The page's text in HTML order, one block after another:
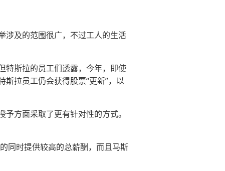
涉及的范围很广，不过工人的生活
特斯拉的员工们透露，今年，即使
拉员工仍会获得股票“更新”，以
方面采取了更有针对性的方式。
同时提供较高的总薪酬，而且马斯